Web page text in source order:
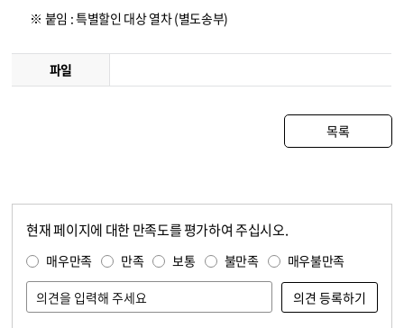
※ 붙임 : 특별할인 대상 열차 (별도송부)
파일
목록
현재 페이지에 대한 만족도를 평가하여 주십시오.
매우만족 만족 보통 불만족 매우불만족